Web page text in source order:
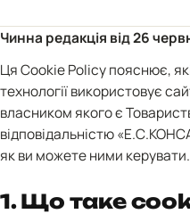
Чинна редакція від 26
Ця Cookie Policy пояснює,
технології використовує
власником якого є
відповідальністю
як ви можете ними керувати.
1. Що таке